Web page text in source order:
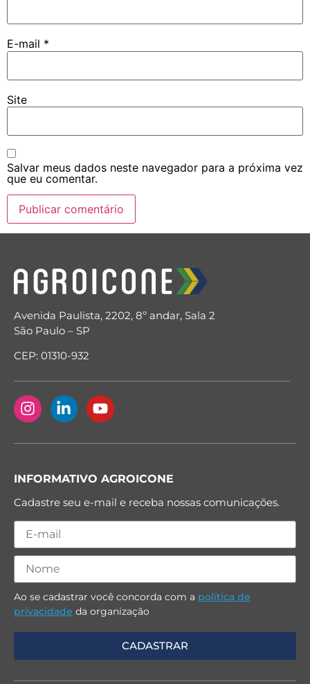
E-mail *
Site
Salvar meus dados neste navegador para a próxima vez
que eu comentar.
Avenida Paulista, 2202, 8º andar, Sala 2
São Paulo – SP
CEP: 01310-932
INFORMATIVO AGROICONE
Cadastre seu e-mail e receba nossas comunicações.
Ao se cadastrar você concorda com a política de
privacidade da organização